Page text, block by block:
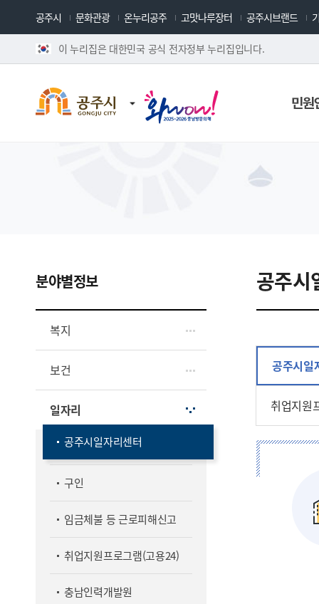
공주시 문화관광 온누리공주 고맛나루장터 공주시브랜드
이 누리집은 대한민국 공식 전자정부 누리집입니다.
민원
분야별정보
복지
보건
일자리
공주시일자리센터
구인
임금체불 등 근로피해신고
취업지원프로그램(고용24)
충남인력개발원
공주시
공주시일
취업지원